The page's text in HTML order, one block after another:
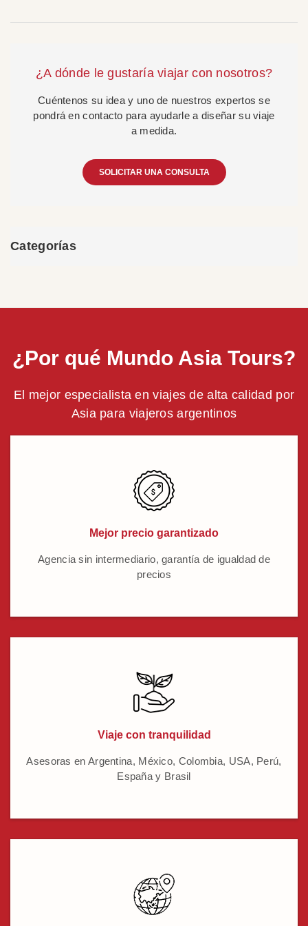
¿A dónde le gustaría viajar con nosotros?
Cuéntenos su idea y uno de nuestros expertos se
pondrá en contacto para ayudarle a diseñar su viaje
a medida.
SOLICITAR UNA CONSULTA
Categorías
¿Por qué Mundo Asia Tours?
El mejor especialista en viajes de alta calidad por
Asia para viajeros argentinos
Mejor precio garantizado
Agencia sin intermediario, garantía de igualdad de
precios
Viaje con tranquilidad
Asesoras en Argentina, México, Colombia, USA, Perú,
España y Brasil